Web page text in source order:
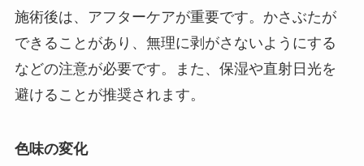
施術後は、アフターケアが重要です。かさぶたが
できることがあり、無理に剥がさないようにする
などの注意が必要です。また、保湿や直射日光を
避けることが推奨されます。
色味の変化